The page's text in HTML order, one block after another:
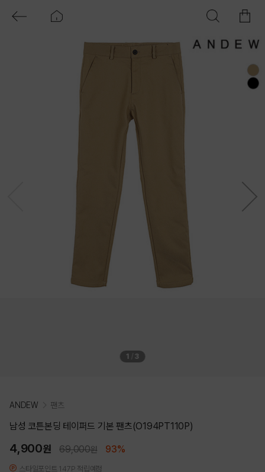
1 3
ANDEW 팬츠
남성 코튼본딩 테이퍼드 기본 팬츠(O194PT110P)
4,900원 69,000원 93%
스타일포인트 147P 적립예정